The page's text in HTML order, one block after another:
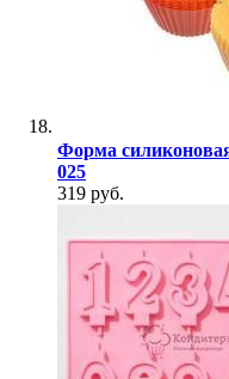
Форма
025
319 руб.